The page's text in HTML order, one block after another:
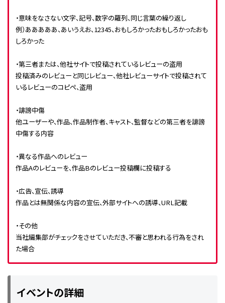
・意味をなさない文字、記号、数字の羅列、同じ言葉の繰り返し
例）あああああ、あいうえお、12345、おもしろかったおもしろかったおも
しろかった
・第三者または、他社サイトで投稿されているレビューの盗用
投稿済みのレビューと同じレビュー、他社レビューサイトで投稿されて
いるレビューのコピペ、盗用
・誹謗中傷
他ユーザーや、作品、作品制作者、キャスト、監督などの第三者を誹謗
中傷する内容
・異なる作品へのレビュー
作品Aのレビューを、作品Bのレビュー投稿欄に投稿する
・広告、宣伝、誘導
作品とは無関係な内容の宣伝、外部サイトへの誘導、URL記載
・その他
当社編集部がチェックをさせていただき、不審と思われる行為をされ
た場合
イベントの詳細